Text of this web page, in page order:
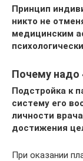
Принцип
никто не
медицинским
Почему надо
Подстройка к
систему его
личности
достижения
При оказании